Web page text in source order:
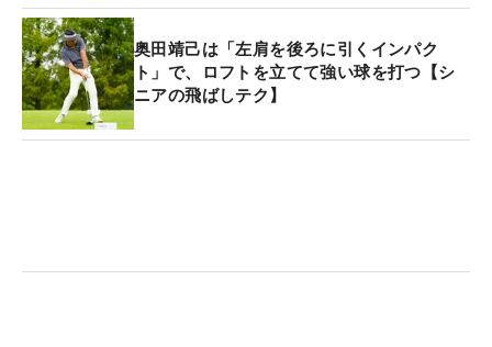
としたら体が起き上がっている証拠。伊澤さんは右
ヒジが見えないので、切り返しで体の起き上がりは
ほとんどなく、お腹や背中に丸みが出てきます。タ
イガー・ウッズも同じ動きをしますが、これも前傾
をキープしたまま強く叩いていくパワーヒッターの
奥田靖己は「左肩を後ろに引くインパク
ト」で、ロフトを立てて強い球を打つ【シ
ニアの飛ばしテク】